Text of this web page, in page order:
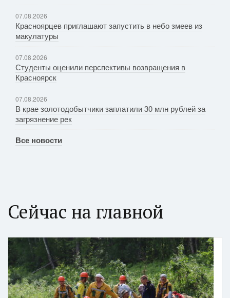
07.08.2026
Красноярцев приглашают запустить в небо змеев из
макулатуры
07.08.2026
Студенты оценили перспективы возвращения в
Красноярск
07.08.2026
В крае золотодобытчики заплатили 30 млн рублей за
загрязнение рек
Все новости
Сейчас на главной